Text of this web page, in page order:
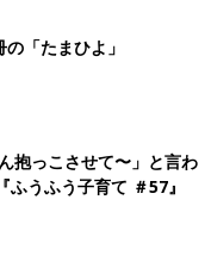
カーを押すのでは、振
がかかります。
持って行動するのが大
分でいてもらうために
る
「たまひよ」
抱っこさせて〜」と言わ
うふう子育て ＃57』